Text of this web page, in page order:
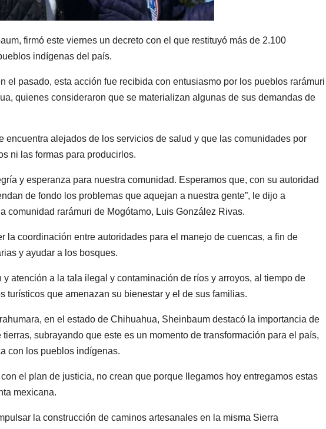
firmó este viernes un decreto con el que restituyó más de 2.100
indígenas del país.
el pasado, esta acción fue recibida con entusiasmo por los pueblos rarámuri
quienes consideraron que se materializan algunas de sus demandas de
encuentra alejados de los servicios de salud y que las comunidades por
ni las formas para producirlos.
y esperanza para nuestra comunidad. Esperamos que, con su autoridad
de fondo los problemas que aquejan a nuestra gente”, le dijo a
comunidad rarámuri de Mogótamo, Luis González Rivas.
la coordinación entre autoridades para el manejo de cuencas, a fin de
y ayudar a los bosques.
atención a la tala ilegal y contaminación de ríos y arroyos, al tiempo de
turísticos que amenazan su bienestar y el de sus familias.
en el estado de Chihuahua, Sheinbaum destacó la importancia de
subrayando que este es un momento de transformación para el país,
con los pueblos indígenas.
el plan de justicia, no crean que porque llegamos hoy entregamos estas
mexicana.
la construcción de caminos artesanales en la misma Sierra